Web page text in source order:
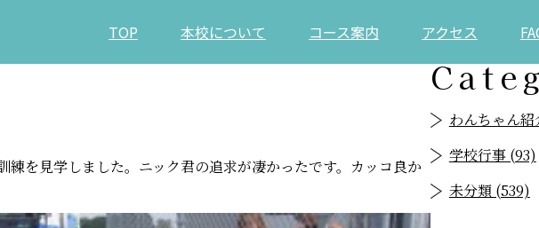
TOP 本校について コース案内 アクセス
練を見学しました。ニック君の追求が凄かったです。カッコ良か
わんちゃん紹
学校行事 (93)
未分類 (539)